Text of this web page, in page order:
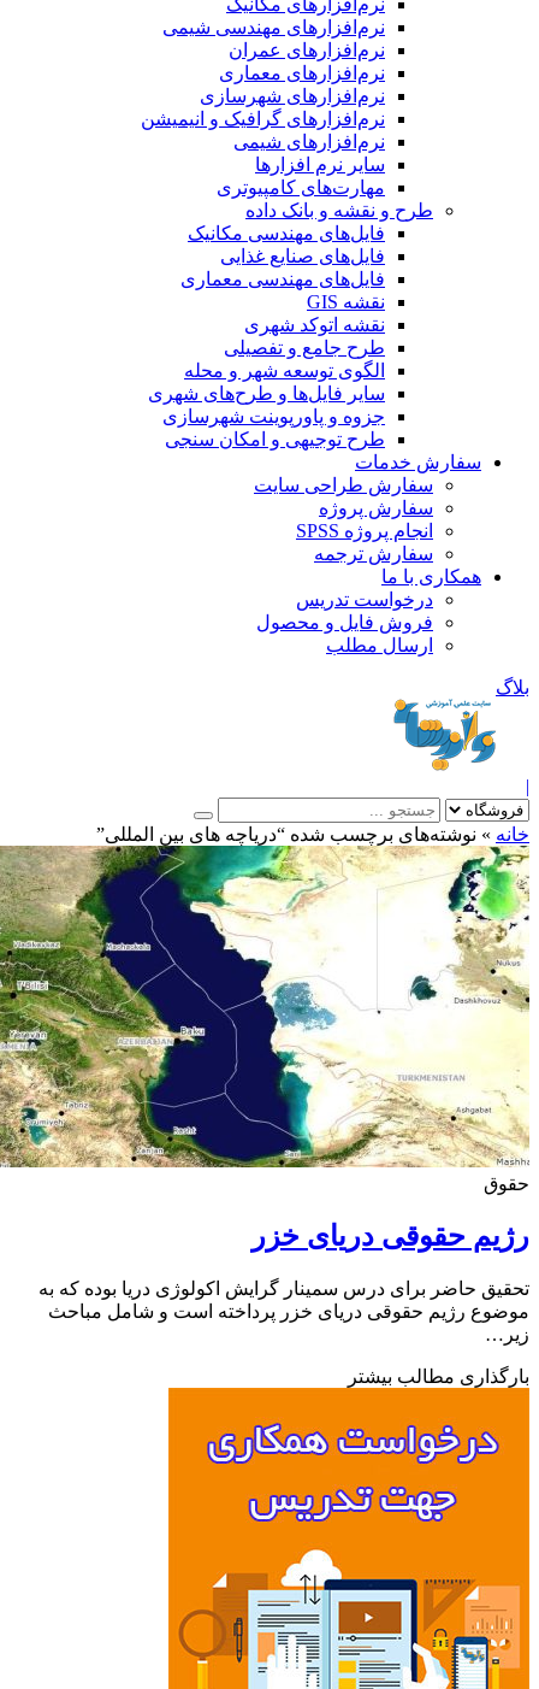
نرم‌افزارهای مکانیک
نرم‌افزارهای مهندسی شیمی
نرم‌افزارهای عمران
نرم‌افزارهای معماری
نرم‌افزارهای شهرسازی
نرم‌افزارهای گرافیک و انیمیشن
نرم‌افزارهای شیمی
سایر نرم افزارها
مهارت‌های کامپیوتری
طرح و نقشه و بانک داده
فایل‌های مهندسی مکانیک
فایل‌های صنایع غذایی
فایل‌های مهندسی معماری
نقشه GIS
نقشه اتوکد شهری
طرح جامع و تفصیلی
الگوی توسعه شهر و محله
سایر فایل‌ها و طرح‌های شهری
جزوه و پاورپوینت شهرسازی
طرح توجیهی و امکان سنجی
سفارش خدمات
سفارش طراحی سایت
سفارش پروژه
انجام پروژه SPSS
سفارش ترجمه
همکاری با ما
درخواست تدریس
فروش فایل و محصول
ارسال مطلب
»نوشته‌های برچسب شده “دریاچه های بین المللی”
حقوقی دریای خزر
حاضر برای درس سمینار گرایش اکولوژی دریا بوده که به
رژیم حقوقی دریای خزر پرداخته است و شامل مباحث
مطالب بیشتر